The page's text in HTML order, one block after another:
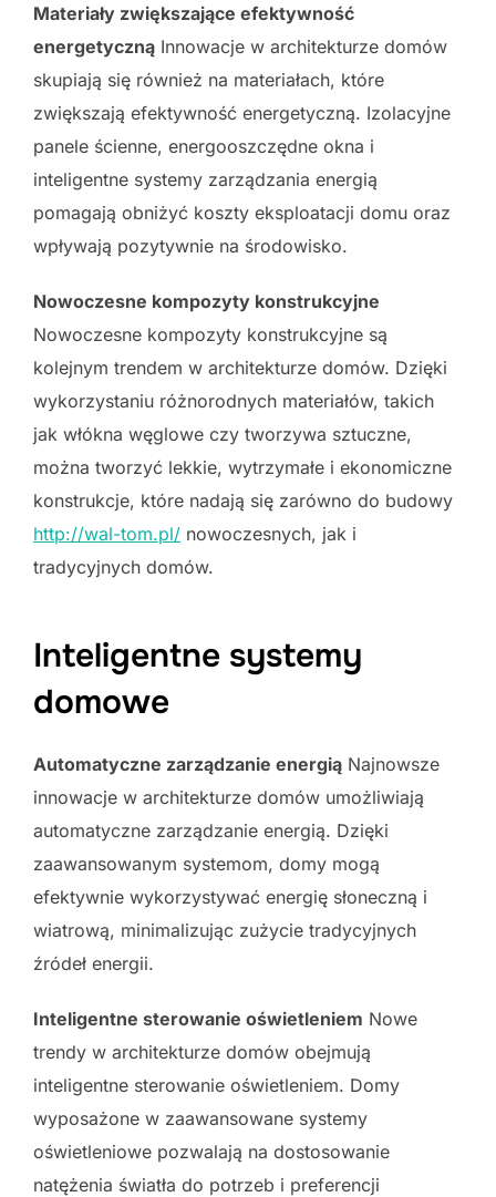
Materiały zwiększające efektywność
energetyczną Innowacje w architekturze domów
skupiają się również na materiałach, które
zwiększają efektywność energetyczną. Izolacyjne
panele ścienne, energooszczędne okna i
inteligentne systemy zarządzania energią
pomagają obniżyć koszty eksploatacji domu oraz
wpływają pozytywnie na środowisko.
Nowoczesne kompozyty konstrukcyjne
Nowoczesne kompozyty konstrukcyjne są
kolejnym trendem w architekturze domów. Dzięki
wykorzystaniu różnorodnych materiałów, takich
jak włókna węglowe czy tworzywa sztuczne,
można tworzyć lekkie, wytrzymałe i ekonomiczne
konstrukcje, które nadają się zarówno do budowy
http://wal-tom.pl/ nowoczesnych, jak i
tradycyjnych domów.
Inteligentne systemy
domowe
Automatyczne zarządzanie energią Najnowsze
innowacje w architekturze domów umożliwiają
automatyczne zarządzanie energią. Dzięki
zaawansowanym systemom, domy mogą
efektywnie wykorzystywać energię słoneczną i
wiatrową, minimalizując zużycie tradycyjnych
źródeł energii.
Inteligentne sterowanie oświetleniem Nowe
trendy w architekturze domów obejmują
inteligentne sterowanie oświetleniem. Domy
wyposażone w zaawansowane systemy
oświetleniowe pozwalają na dostosowanie
natężenia światła do potrzeb i preferencji